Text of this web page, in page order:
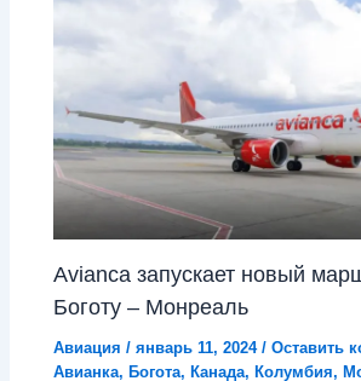
Avianca запускает новый
Боготу – Монреаль
Авиация /январь 11, 2024/Оставить
Авианка, Богота, Канада, Колумбия,